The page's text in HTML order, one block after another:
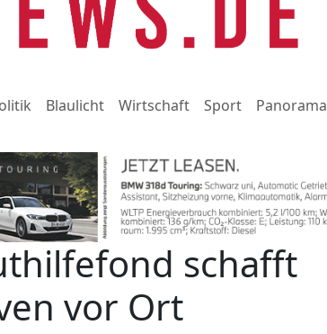
Blaulicht Wirtschaft Sport Panorama
schafft
vor Ort